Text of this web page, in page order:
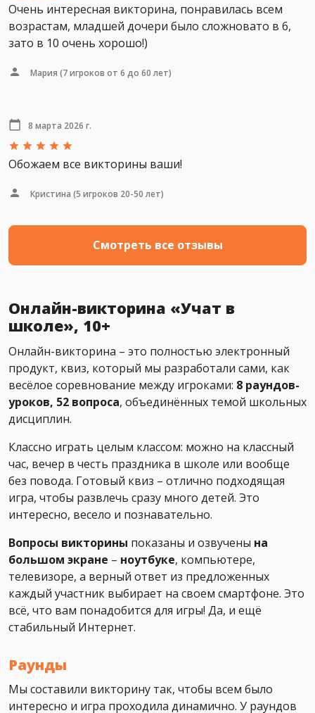
Очень интересная викторина, понравилась всем
возрастам, младшей дочери было сложновато в 6,
зато в 10 очень хорошо!)
Мария (7 игроков от 6 до 60 лет)
8 марта 2026 г.
Обожаем все викторины ваши!
Кристина (5 игроков 20-50 лет)
Смотреть все отзывы
Онлайн-викторина «Учат в
школе», 10+
Онлайн-викторина – это полностью электронный
продукт, квиз, который мы разработали сами, как
весёлое соревнование между игроками: 8 раундов-
уроков, 52 вопроса, объединённых темой школьных
дисциплин.
Классно играть целым классом: можно на классный
час, вечер в честь праздника в школе или вообще
без повода. Готовый квиз – отлично подходящая
игра, чтобы развлечь сразу много детей. Это
интересно, весело и познавательно.
Вопросы викторины показаны и озвучены на
большом экране – ноутбуке, компьютере,
телевизоре, а верный ответ из предложенных
каждый участник выбирает на своем смартфоне. Это
всё, что вам понадобится для игры! Да, и ещё
стабильный Интернет.
Раунды
Мы составили викторину так, чтобы всем было
интересно и игра проходила динамично. У раундов